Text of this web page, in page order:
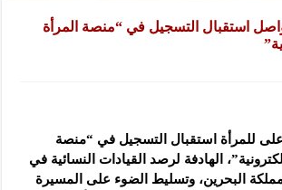
استقبال التسجيل في “منصة المرأة
للمرأة استقبال التسجيل في “منصة
الهادفة لرصد القيادات النسائية في
البحرين، وتسليط الضوء على المسيرة